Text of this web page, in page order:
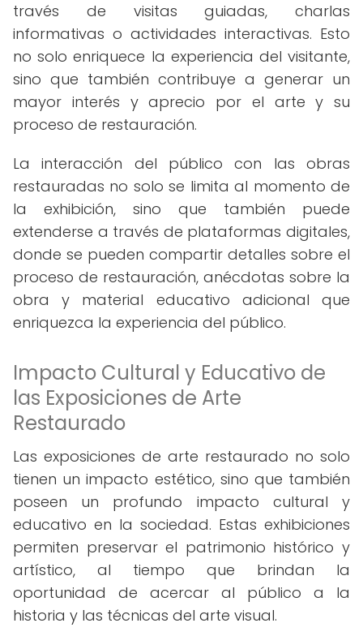
través de visitas guiadas, charlas
informativas o actividades interactivas. Esto
no solo enriquece la experiencia del visitante,
sino que también contribuye a generar un
mayor interés y aprecio por el arte y su
proceso de restauración.
La interacción del público con las obras
restauradas no solo se limita al momento de
la exhibición, sino que también puede
extenderse a través de plataformas digitales,
donde se pueden compartir detalles sobre el
proceso de restauración, anécdotas sobre la
obra y material educativo adicional que
enriquezca la experiencia del público.
Impacto Cultural y Educativo de
las Exposiciones de Arte
Restaurado
Las exposiciones de arte restaurado no solo
tienen un impacto estético, sino que también
poseen un profundo impacto cultural y
educativo en la sociedad. Estas exhibiciones
permiten preservar el patrimonio histórico y
artístico, al tiempo que brindan la
oportunidad de acercar al público a la
historia y las técnicas del arte visual.